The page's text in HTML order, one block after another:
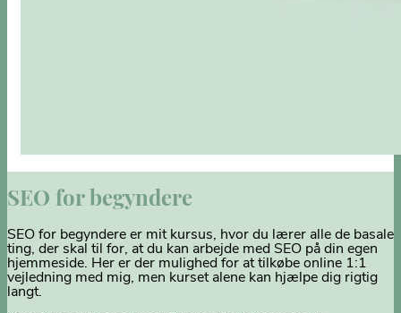
SEO for begyndere
SEO for begyndere er mit kursus, hvor du lærer alle de basale
ting, der skal til for, at du kan arbejde med SEO på din egen
hjemmeside. Her er der mulighed for at tilkøbe online 1:1
vejledning med mig, men kurset alene kan hjælpe dig rigtig
langt.